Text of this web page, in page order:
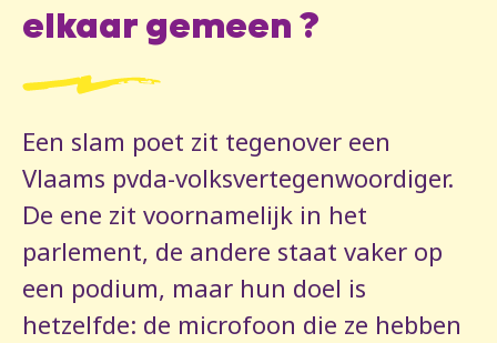
elkaar gemeen ?
Een slam poet zit tegenover een
Vlaams pvda-volksvertegenwoordiger.
De ene zit voornamelijk in het
parlement, de andere staat vaker op
een podium, maar hun doel is
hetzelfde: de microfoon die ze hebben